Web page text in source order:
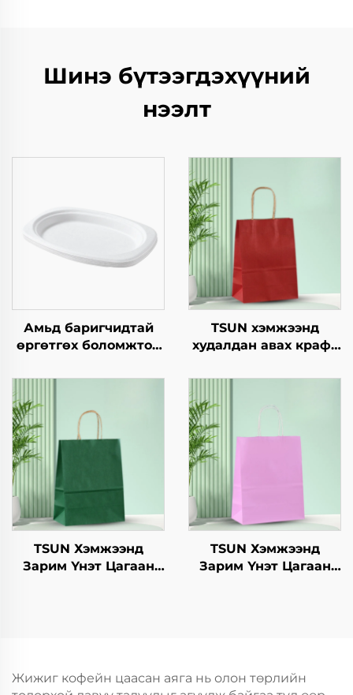
Шинэ бүтээгдэхүүний
нээлт
Амьд баригчидтай
өргөтгөх боломжтой
хавтангаас бүрдсэн
ашиглах
хүрээлэнгийн
бүтээгдэхүүн, пицца,
цусан хоол, цэнхэр,
дугуй, тойрог/овойн
зургийн орон суурь,
пластик зам
TSUN хэмжээнд
худалдан авах крафт
төвөгтэй бүтээгдсэн
логотой зах зээл,
Нийлүүлэх
он/Christmas-ийн
өрөөний баримт
TSUN Хэмжээнд
Зарим Үнэт Цагаан
TSUN Хэмжээнд
Зарим Үнэт Цагаан
Шиппинг Картон
Жижиг кофейн цаасан аяга нь олон төрлийн